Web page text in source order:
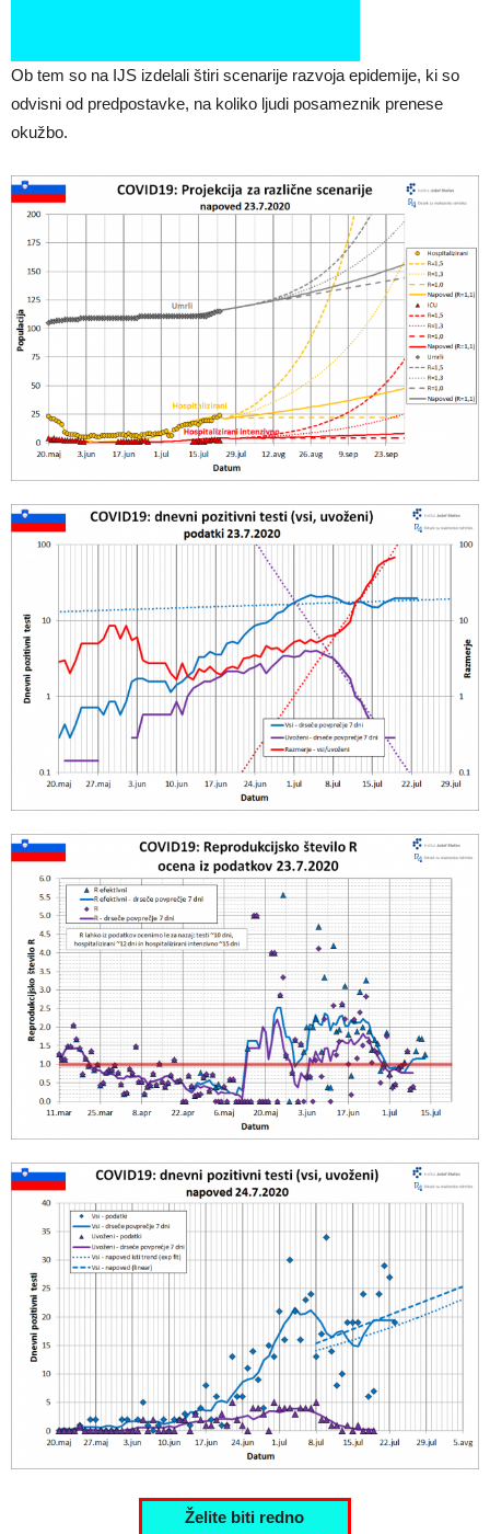
Ob tem so na IJS izdelali štiri scenarije razvoja epidemije, ki so
odvisni od predpostavke, na koliko ljudi posameznik prenese
okužbo.
Želite biti redno